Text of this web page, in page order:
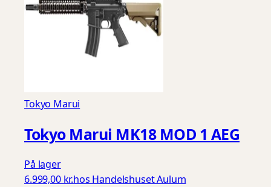
Tokyo Marui
Tokyo Marui MK18 MOD 1 AEG
På lager
6.999,00 kr.hos Handelshuset Aulum